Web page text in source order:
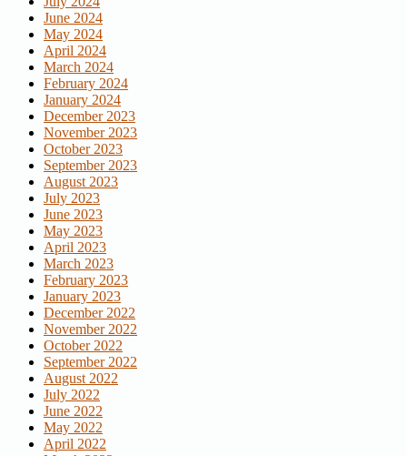
June 2024
May 2024
April 2024
March 2024
February 2024
January 2024
December 2023
November 2023
October 2023
September 2023
August 2023
July 2023
June 2023
May 2023
April 2023
March 2023
February 2023
January 2023
December 2022
November 2022
October 2022
September 2022
August 2022
July 2022
June 2022
May 2022
April 2022